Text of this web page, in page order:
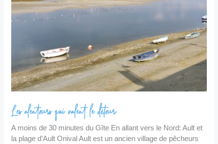
Les alentours qui valent le détour
A moins de 30 minutes du Gîte En allant vers le Nord: Ault et
la plage d’Ault Onival Ault est un ancien village de pêcheurs